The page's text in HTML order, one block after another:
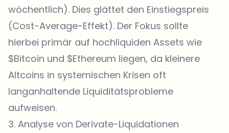
wöchentlich). Dies glättet den Einstiegspreis
(Cost-Average-Effekt). Der Fokus sollte
hierbei primär auf hochliquiden Assets wie
$Bitcoin und $Ethereum liegen, da kleinere
Altcoins in systemischen Krisen oft
langanhaltende Liquiditätsprobleme
aufweisen.
3. Analyse von Derivate-Liquidationen